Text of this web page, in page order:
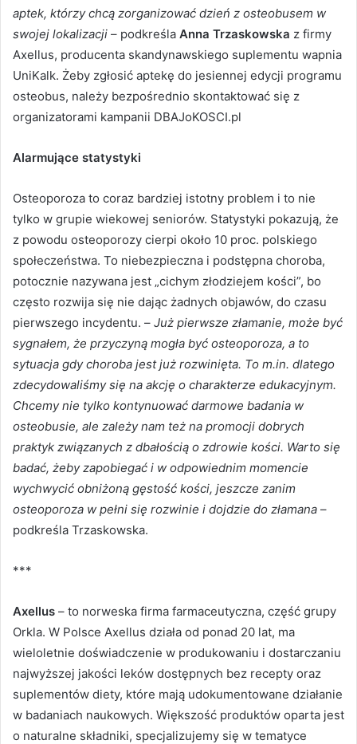
aptek, którzy chcą zorganizować dzień z osteobusem w
swojej lokalizacji – podkreśla Anna Trzaskowska z firmy
Axellus, producenta skandynawskiego suplementu wapnia
UniKalk. Żeby zgłosić aptekę do jesiennej edycji programu
osteobus, należy bezpośrednio skontaktować się z
organizatorami kampanii DBAJoKOSCI.pl
Alarmujące statystyki
Osteoporoza to coraz bardziej istotny problem i to nie
tylko w grupie wiekowej seniorów. Statystyki pokazują, że
z powodu osteoporozy cierpi około 10 proc. polskiego
społeczeństwa. To niebezpieczna i podstępna choroba,
potocznie nazywana jest „cichym złodziejem kości”, bo
często rozwija się nie dając żadnych objawów, do czasu
pierwszego incydentu. – Już pierwsze złamanie, może być
sygnałem, że przyczyną mogła być osteoporoza, a to
sytuacja gdy choroba jest już rozwinięta. To m.in. dlatego
zdecydowaliśmy się na akcję o charakterze edukacyjnym.
Chcemy nie tylko kontynuować darmowe badania w
osteobusie, ale zależy nam też na promocji dobrych
praktyk związanych z dbałością o zdrowie kości. Warto się
badać, żeby zapobiegać i w odpowiednim momencie
wychwycić obniżoną gęstość kości, jeszcze zanim
osteoporoza w pełni się rozwinie i dojdzie do złamana –
podkreśla Trzaskowska.
***
Axellus – to norweska firma farmaceutyczna, część grupy
Orkla. W Polsce Axellus działa od ponad 20 lat, ma
wieloletnie doświadczenie w produkowaniu i dostarczaniu
najwyższej jakości leków dostępnych bez recepty oraz
suplementów diety, które mają udokumentowane działanie
w badaniach naukowych. Większość produktów oparta jest
o naturalne składniki, specjalizujemy się w tematyce